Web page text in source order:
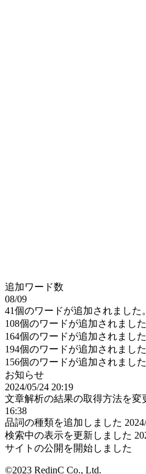
追加ワード数
08/09
41個のワードが追加されました。
108個のワードが追加されました
164個のワードが追加されました
194個のワードが追加されました
156個のワードが追加されました
お知らせ
2024/05/24 20:19
文章解析の結果の取得方法を変
16:38
品詞の種類を追加しました
検索中の表示を更新しました
サイトの公開を開始しました
©2023 RedinC Co., Ltd.